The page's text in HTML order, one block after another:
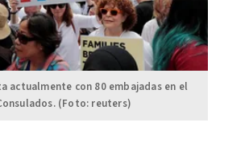
actualmente con 80 embajadas en el
(Foto: reuters)